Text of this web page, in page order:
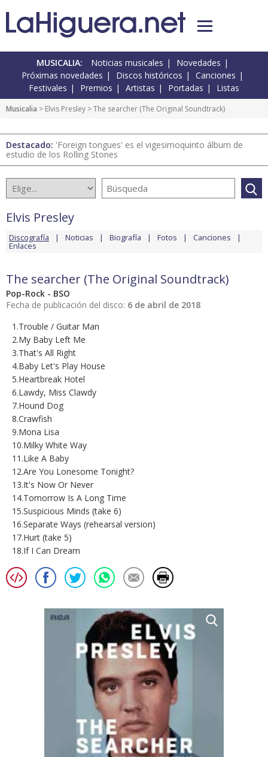
MUSICALIA: Noticias musicales
Novedades
Próximas novedades
Discos históricos
Canciones
Festivales
Premios Artistas Portadas Listas
Musicalia > Elvis Presley > The searcher (The Original Soundtrack)
Destacado: 'Foreign tongues' es el vigesimoquinto álbum de
estudio de los Rolling Stones
Elvis Presley
Discografía Noticias Biografía Fotos Canciones
Enlaces
The searcher (The Original Soundtrack)
Pop-Rock - BSO
Fecha de publicación del disco: 6 de abril de 2018
1.Trouble / Guitar Man
2.My Baby Left Me
3.That's All Right
4.Baby Let's Play House
5.Heartbreak Hotel
6.Lawdy, Miss Clawdy
7.Hound Dog
8.Crawfish
9.Mona Lisa
10.Milky White Way
11.Like A Baby
12.Are You Lonesome Tonight?
13.It's Now Or Never
14.Tomorrow Is A Long Time
15.Suspicious Minds (take 6)
16.Separate Ways (rehearsal version)
17.Hurt (take 5)
18.If I Can Dream